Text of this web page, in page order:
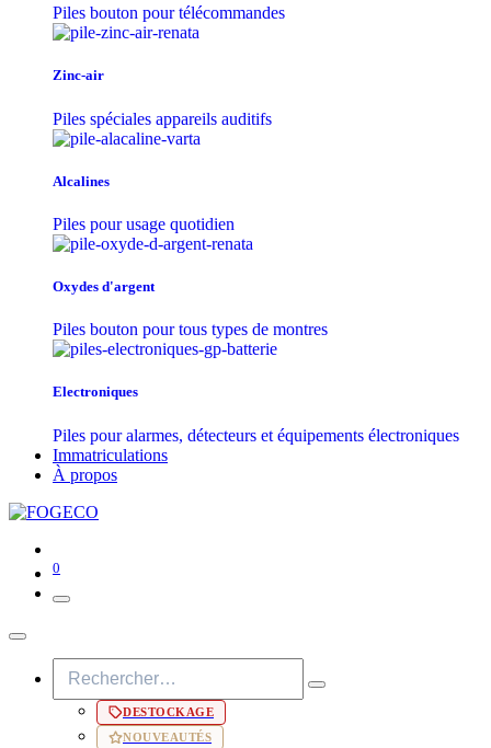
Piles bouton pour télécommandes
Zinc-air
Piles spéciales appareils auditifs
Alcalines
Piles pour usage quotidien
Oxydes d'argent
Piles bouton pour tous types de montres
Electroniques
Piles pour alarmes, détecteurs et équipements électroniques
Immatriculations
À propos
0
DESTOCKAGE
NOUVEAUTÉS